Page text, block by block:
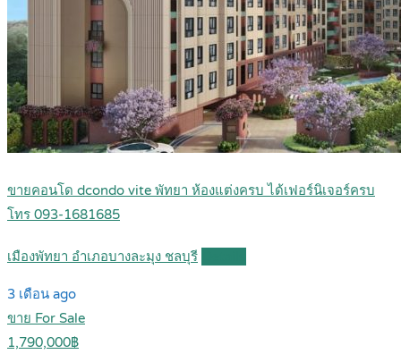
ขายคอนโด dcondo vite พัทยา ห้องแต่งครบ ได้เฟอร์นิเจอร์ครบ
โทร 093-1681685
เมืองพัทยา อำเภอบางละมุง ชลบุรี
3 เดือน ago
ขาย For Sale
1,790,000฿